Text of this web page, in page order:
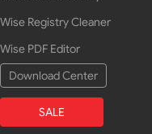
Wise Registry Cleaner
Wise PDF Editor
Download Center
SALE